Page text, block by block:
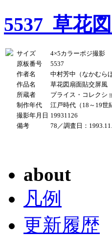
5537_草花
サイズ
4×5カラーポジ撮影
原板番号
5537
作者名
中村芳中（なかむら
作品名
草花図扇面貼交屏風
所蔵者
プライス・コレクシ
制作年代
江戸時代（18～19世
撮影年月日 19931126
備考
78／調査日：
about
凡例
更新履歴